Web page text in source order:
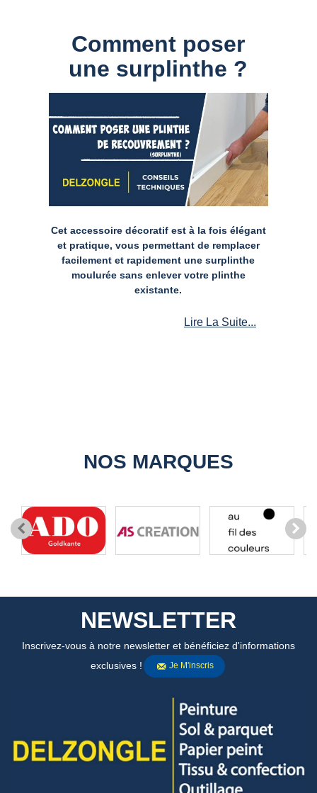
Comment poser
une surplinthe ?
Cet accessoire décoratif est à la fois élégant
et pratique, vous permettant de remplacer
facilement et rapidement une surplinthe
moulurée sans enlever votre plinthe
existante.
Lire La Suite...
NOS MARQUES
NEWSLETTER
Inscrivez-vous à notre newsletter et bénéficiez d'informations
exclusives !
Je M'inscris